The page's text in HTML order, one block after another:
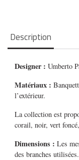
Description
Designer :Umberto
Matériaux :
l’extérieur.
La collection est
corail, noir, vert
Dimensions : Les
des branches utilisées.